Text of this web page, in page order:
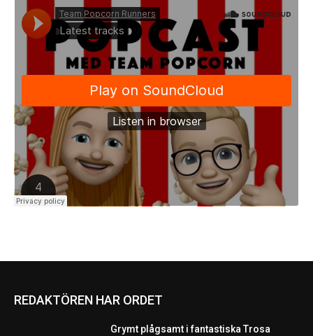
REDAKTÖREN HAR ORDET
Grymt plågsamt i fantastiska Trosa